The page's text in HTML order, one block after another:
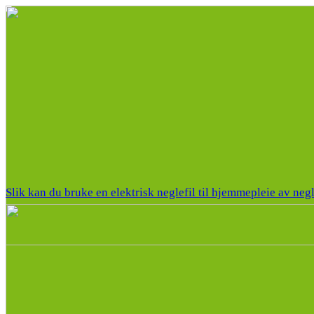
Slik kan du bruke en elektrisk neglefil til hjemmepleie av